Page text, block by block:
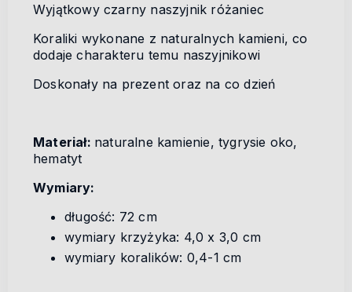
Wyjątkowy czarny naszyjnik różaniec
Koraliki wykonane z naturalnych kamieni, co
dodaje charakteru temu naszyjnikowi
Doskonały na prezent oraz na co dzień
Materiał: naturalne kamienie, tygrysie oko,
hematyt
Wymiary:
długość: 72 cm
wymiary krzyżyka: 4,0 x 3,0 cm
wymiary koralików: 0,4-1 cm